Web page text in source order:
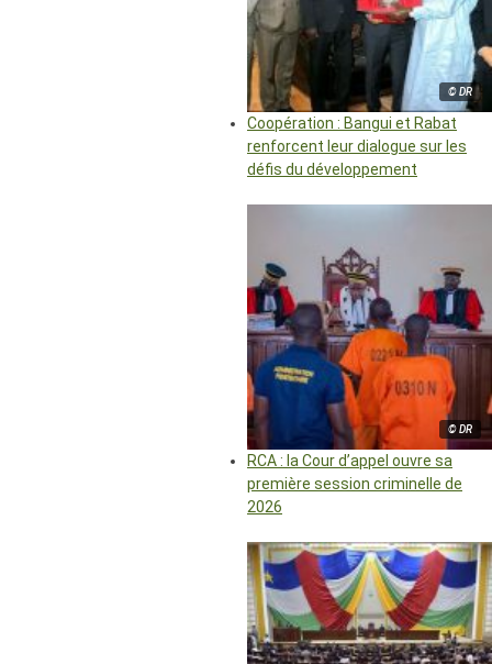
© DR
Coopération : Bangui et Rabat
renforcent leur dialogue sur les
défis du développement
© DR
RCA : la Cour d’appel ouvre sa
première session criminelle de
2026